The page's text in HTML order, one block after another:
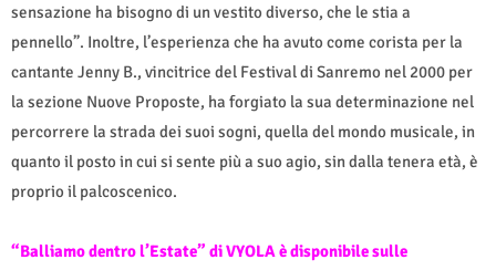
sensazione ha bisogno di un vestito diverso, che le stia a
pennello”. Inoltre, l’esperienza che ha avuto come corista per la
cantante Jenny B., vincitrice del Festival di Sanremo nel 2000 per
la sezione Nuove Proposte, ha forgiato la sua determinazione nel
percorrere la strada dei suoi sogni, quella del mondo musicale, in
quanto il posto in cui si sente più a suo agio, sin dalla tenera età, è
proprio il palcoscenico.
“Balliamo dentro l’Estate” di VYOLA è disponibile sulle